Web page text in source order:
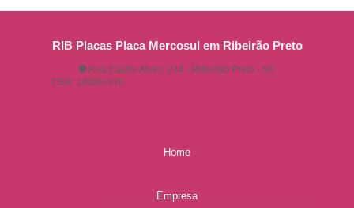
RIB Placas Placa Mercosul em Ribeirão Preto
Rua Castro Alves, 244 - Ribeirão Preto - SP
CEP: 14080-370
Home
Empresa